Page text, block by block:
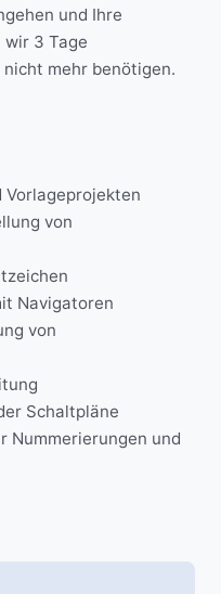
und Ihre
wir 3 Tage
mehr benötigen.
von
Navigatoren
von
Schaltpläne
Nummerierungen und